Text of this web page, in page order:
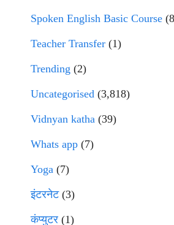
Spoken English Basic Course
Teacher Transfer (1)
Trending (2)
Uncategorised (3,818)
Vidnyan katha (39)
Whats app (7)
Yoga (7)
इंटरनेट(3)
कंप्युटर (1)